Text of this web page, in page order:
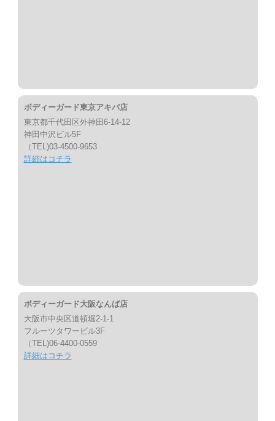
ボディーガード東京アキバ店
東京都千代田区外神田6-14-12
神田中沢ビル5F
（TEL)03-4500-9653
詳細はコチラ
ボディーガード大阪なんば店
大阪市中央区道頓堀2-1-1
フルーツタワービル3F
（TEL)06-4400-0559
詳細はコチラ